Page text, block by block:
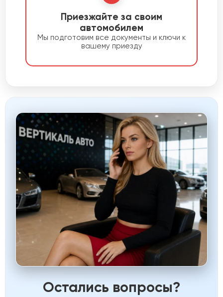
Приезжайте за своим
автомобилем
Мы подготовим все документы и ключи к
вашему приезду
Остались вопросы?